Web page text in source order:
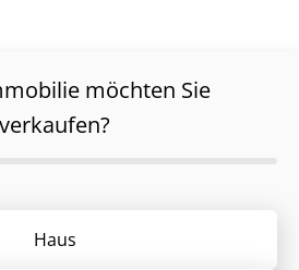
möchten Sie
verkaufen?
Haus